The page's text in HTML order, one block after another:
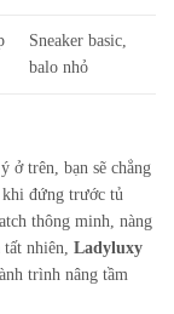
Sneaker basic,
balo nhỏ
ở trên, bạn sẽ chẳng
đứng trước tủ
thông minh, nàng
nhiên, Ladyluxy
trình nâng tầm